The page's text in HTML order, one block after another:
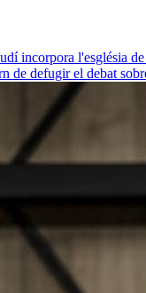
incorpora l'església
de defugir el debat